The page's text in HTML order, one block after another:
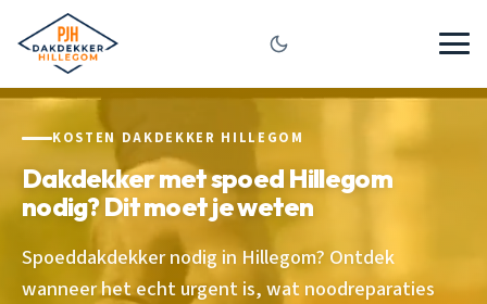
KOSTEN DAKDEKKER HILLEGOM
Dakdekker met spoed Hillegom
nodig? Dit moet je weten
Spoeddakdekker nodig in Hillegom? Ontdek
wanneer het echt urgent is, wat noodreparaties